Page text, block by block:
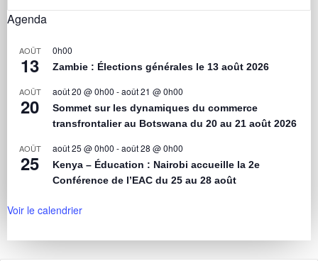
Agenda
AOÛT
13
0h00
Zambie : Élections générales le 13 août 2026
AOÛT
20
août 20 @ 0h00 -août 21 @ 0h00
Sommet sur les dynamiques du commerce
transfrontalier au Botswana du 20 au 21 août 2026
AOÛT
25
août 25 @ 0h00 -août 28 @ 0h00
Kenya – Éducation : Nairobi accueille la 2e
Conférence de l’EAC du 25 au 28 août
Voir le calendrier